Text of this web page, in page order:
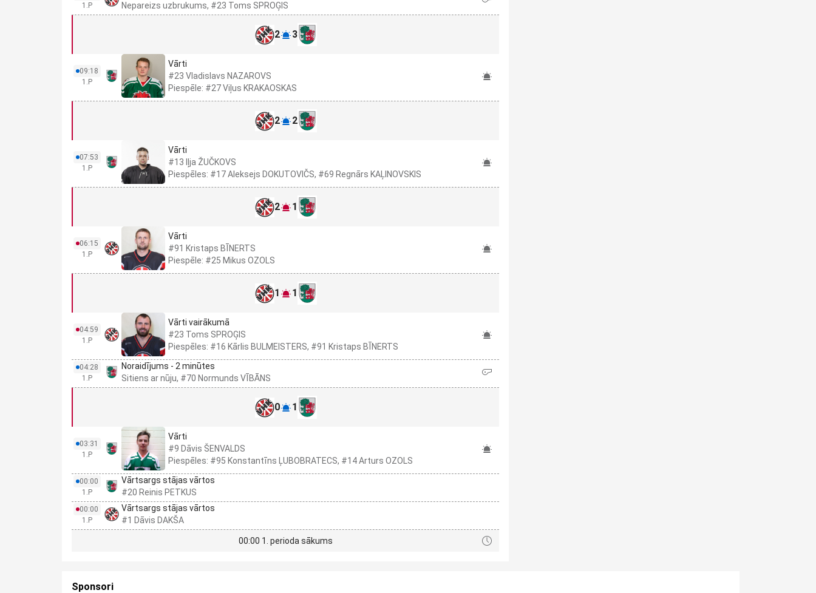
1.P
Nepareizs uzbrukums, #23 Toms SPROĢIS
2 3
09:18
1.P
Vārti
#23 Vladislavs NAZAROVS
Piespēle: #27 Viļus KRAKAOSKAS
2 2
07:53
1.P
Vārti
#13 Iļja ŽUČKOVS
Piespēles: #17 Aleksejs DOKUTOVIČS, #69 Regnārs KAĻINOVSKIS
2 1
06:15
1.P
Vārti
#91 Kristaps BĪNERTS
Piespēle: #25 Mikus OZOLS
1 1
04:59
1.P
Vārti vairākumā
#23 Toms SPROĢIS
Piespēles: #16 Kārlis BULMEISTERS, #91 Kristaps BĪNERTS
04:28
1.P
Noraidījums - 2 minūtes
Sitiens ar nūju, #70 Normunds VĪBĀNS
0 1
03:31
1.P
Vārti
#9 Dāvis ŠENVALDS
Piespēles: #95 Konstantīns ĻUBOBRATECS, #14 Arturs OZOLS
00:00
1.P
Vārtsargs stājas vārtos
#20 Reinis PETKUS
00:00
1.P
Vārtsargs stājas vārtos
#1 Dāvis DAKŠA
00:00 1. perioda sākums
Sponsori